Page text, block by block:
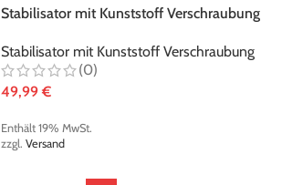
Stabilisator mit Kunststoff Verschraubung
Stabilisator mit Kunststoff Verschraubung
(0)
49,99€
Enthält 19% MwSt.
zzgl. Versand